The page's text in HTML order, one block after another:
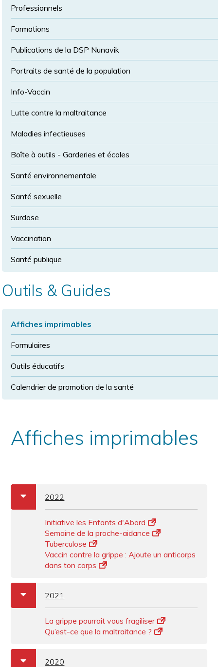
Professionnels
Formations
Publications de la DSP Nunavik
Portraits de santé de la population
Info-Vaccin
Lutte contre la maltraitance
Maladies infectieuses
Boîte à outils - Garderies et écoles
Santé environnementale
Santé sexuelle
Surdose
Vaccination
Santé publique
Outils & Guides
Affiches imprimables
Formulaires
Outils éducatifs
Calendrier de promotion de la santé
Affiches imprimables
a
b 2022
Initiative les Enfants d'Abord
Semaine de la proche-aidance
Tuberculose
Vaccin contre la grippe : Ajoute un anticorps
dans ton corps
a
b 2021
La grippe pourrait vous fragiliser
Qu’est-ce que la maltraitance ?
a
b 2020